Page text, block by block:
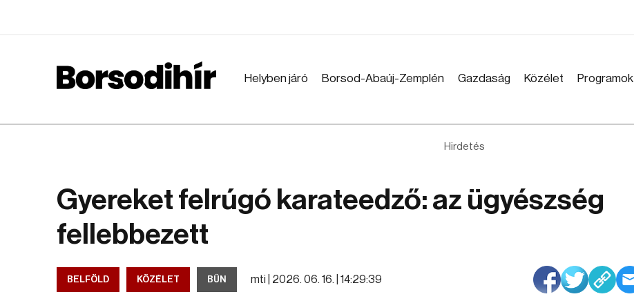
Helyben járó Borsod-Abaúj-Zemplén Gazdaság Közélet Programok
Hirdetés
Gyereket felrúgó karateedző: az ügyészség
fellebbezett
BELFÖLD KÖZÉLET BŰN mti | 2026. 06. 16. | 14:29:39